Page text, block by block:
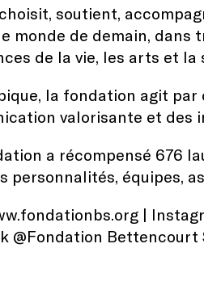
soutient,
monde de demain,
de la vie, les arts et la
la fondation agit par
valorisante et des
a récompensé 676
personnalités, équipes,
|
@Fondation Bettencourt